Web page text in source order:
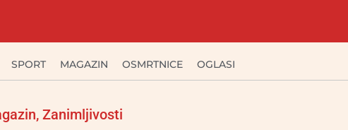
SPORT MAGAZIN OSMRTNICE OGLASI
, Zanimljivosti